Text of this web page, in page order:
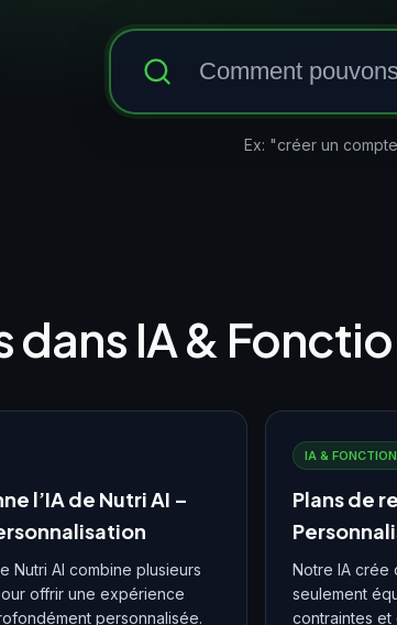
Ex: "créer un
dans IA &
l’IA de Nutri AI –
Nutri AI combine plusieurs
offrir une expérience
personnalisée.
IA &
Plans de
Notre IA crée
seulement
contraintes